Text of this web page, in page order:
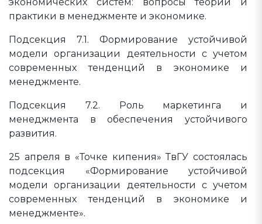
практики в менеджменте и экономике.
Подсекция 7.1. Формирование устойчивой
модели организации деятельности с учетом
современных тенденций в экономике и
менеджменте.
Подсекция 7.2. Роль маркетинга и
менеджмента в обеспечения устойчивого
развития.
25 апреля в «Точке кипения» ТвГУ состоялась
подсекция «Формирование устойчивой
модели организации деятельности с учетом
современных тенденций в экономике и
менеджменте».